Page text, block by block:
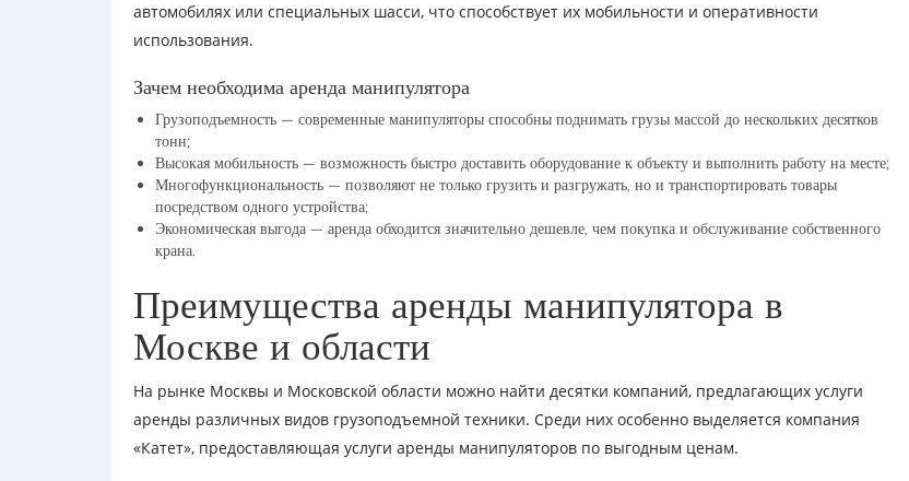
автомобилях или специальных шасси, что способствует их мобильности и оперативности
использования.
Зачем необходима аренда манипулятора
Грузоподъемность — современные манипуляторы способны поднимать грузы массой до нескольких десятков
тонн;
Высокая мобильность — возможность быстро доставить оборудование к объекту и выполнить работу на месте;
Многофункциональность — позволяют не только грузить и разгружать, но и транспортировать товары
посредством одного устройства;
Экономическая выгода — аренда обходится значительно дешевле, чем покупка и обслуживание собственного
крана.
Преимущества аренды манипулятора в
Москве и области
На рынке Москвы и Московской области можно найти десятки компаний, предлагающих услуги
аренды различных видов грузоподъемной техники. Среди них особенно выделяется компания
«Катет», предоставляющая услуги аренды манипуляторов по выгодным ценам.